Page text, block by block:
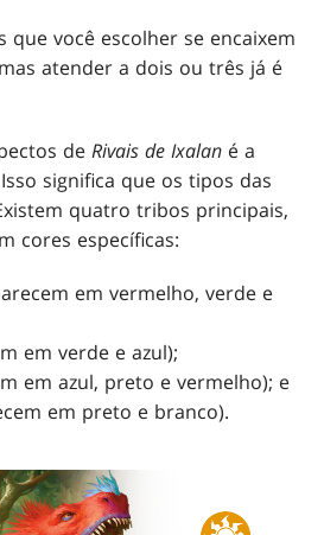
que você escolher se encaixem
atender a dois ou três já é
deRivais de Ixalan é a
Isso significa que os tipos das
quatro tribos principais,
cores específicas:
em vermelho, verde e
em verde e azul);
em azul, preto e vermelho); e
em preto e branco).